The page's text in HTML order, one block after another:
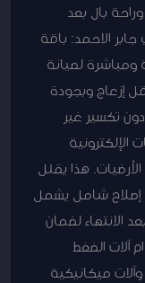
بال بعد
الاحمد: باقة
ومباشرة لصيانة
إزعاج وبجودة
تكسير غير
هذا يقلل
إصلاح شامل يشمل
الانتهاء لضمان
آلات الضغط
ميكانيكية